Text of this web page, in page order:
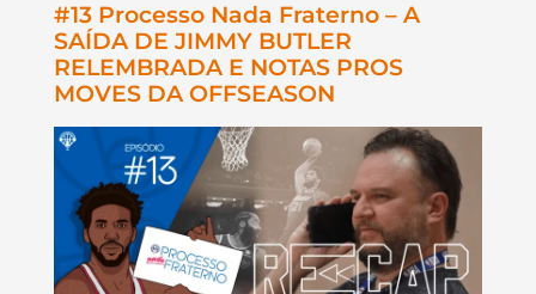
#13 Processo Nada Fraterno – A
SAÍDA DE JIMMY BUTLER
RELEMBRADA E NOTAS PROS
MOVES DA OFFSEASON